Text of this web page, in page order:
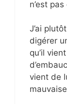
n’est
J’ai
digérer
qu’il
vient de